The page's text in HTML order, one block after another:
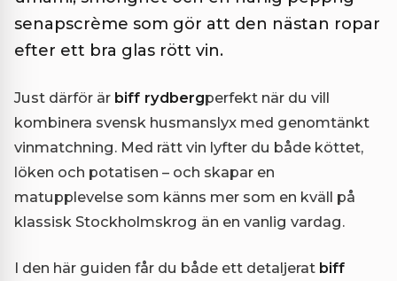
senapscrème som gör att den nästan ropar
efter ett bra glas rött vin.
Just därför är biff rydbergperfekt när du vill
kombinera svensk husmanslyx med genomtänkt
vinmatchning. Med rätt vin lyfter du både köttet,
löken och potatisen – och skapar en
matupplevelse som känns mer som en kväll på
klassisk Stockholmskrog än en vanlig vardag.
I den här guiden får du både ett detaljerat biff